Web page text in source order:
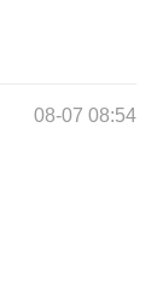
08-07 08:54